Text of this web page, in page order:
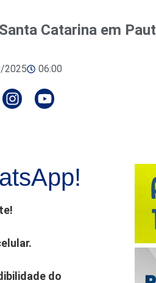
Catarina em
2025 06:00
do